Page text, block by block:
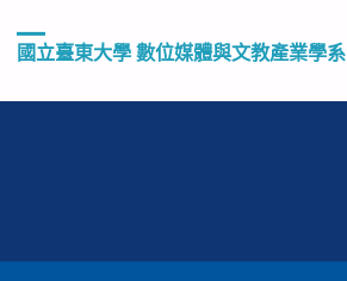
國立臺東大學 數位媒體與文教產業學系